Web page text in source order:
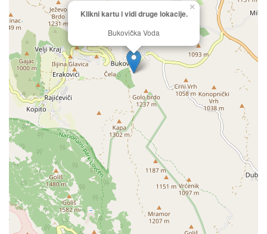
Klikni kartu i vidi druge lokacije.
Bukovička Voda
×